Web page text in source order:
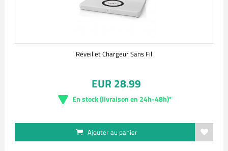
Réveil et Chargeur Sans Fil
EUR 28.99
En stock (livraison en 24h-48h)*
Ajouter au panier